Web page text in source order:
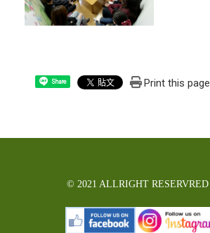
Share Print this page
© 2021 ALLRIGHT RESERVRED